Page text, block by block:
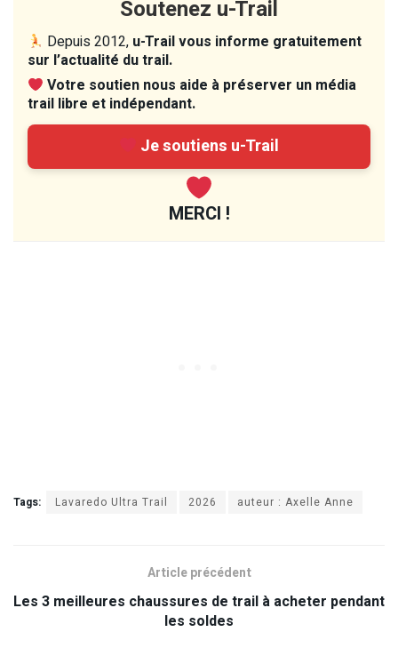
Soutenez u-Trail
Depuis 2012, u-Trail vous informe gratuitement
sur l’actualité du trail.
Votre soutien nous aide à préserver un média
trail libre et indépendant.
Je soutiens u-Trail
MERCI !
Tags: Lavaredo Ultra Trail 2026 auteur : Axelle Anne
Article précédent
Les 3 meilleures chaussures de trail à acheter pendant
les soldes